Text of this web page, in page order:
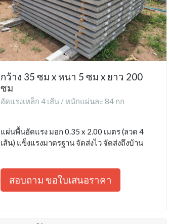
กว้าง 35 ซม x หนา 5 ซม x ยาว 200
ซม
อัดแรงเหล็ก 4 เส้น / หนักแผ่นละ 84 กก
แผ่นพื้นอัดแรง มอก 0.35 x 2.00 เมตร (ลวด 4
เส้น) แข็งแรงมาตรฐาน จัดส่งไว จัดส่งถึงบ้าน
สอบถาม ขอใบเสนอราคา